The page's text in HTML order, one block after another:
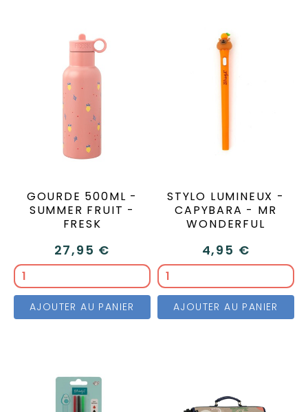
GOURDE 500ML -
SUMMER FRUIT -
FRESK
27,95 €
AJOUTER AU PANIER
STYLO LUMINEUX -
CAPYBARA - MR
WONDERFUL
4,95 €
AJOUTER AU PANIER